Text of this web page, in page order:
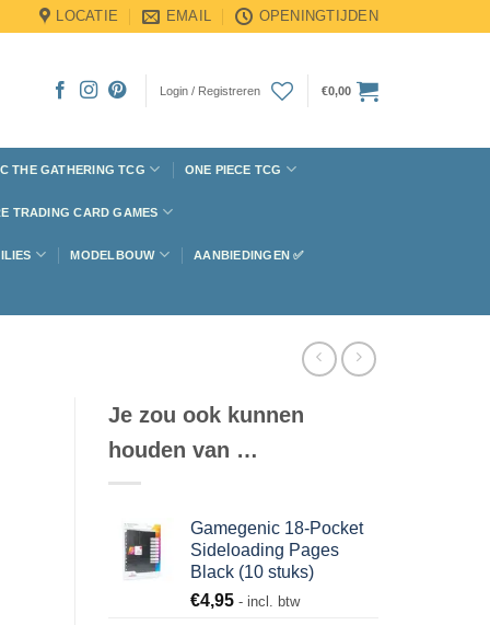
LOCATIE EMAIL OPENINGTIJDEN
Login / Registreren €0,00
THE GATHERING TCG ONE PIECE TCG
TRADING CARD GAMES
MODELBOUW AANBIEDINGEN ✅
Je zou ook kunnen
houden van …
Gamegenic 18-Pocket
Sideloading Pages
Black (10 stuks)
€4,95 - incl. btw